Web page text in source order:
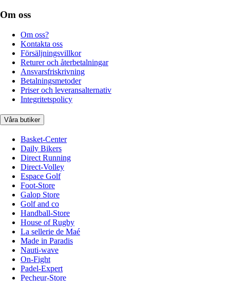
Om oss
Om oss?
Kontakta oss
Försäljningsvillkor
Returer och återbetalningar
Ansvarsfriskrivning
Betalningsmetoder
Priser och leveransalternativ
Integritetspolicy
Våra butiker
Basket-Center
Daily Bikers
Direct Running
Direct-Volley
Espace Golf
Foot-Store
Galop Store
Golf and co
Handball-Store
House of Rugby
La sellerie de Maé
Made in Paradis
Nauti-wave
On-Fight
Padel-Expert
Pecheur-Store